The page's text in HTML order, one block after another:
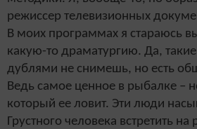
режиссер телевизионных
В моих программах я стараюсь
какую-то драматургию. Да,
дублями не снимешь, но есть
Ведь самое ценное в рыбалке –
который ее ловит. Эти люди
Грустного человека встретить